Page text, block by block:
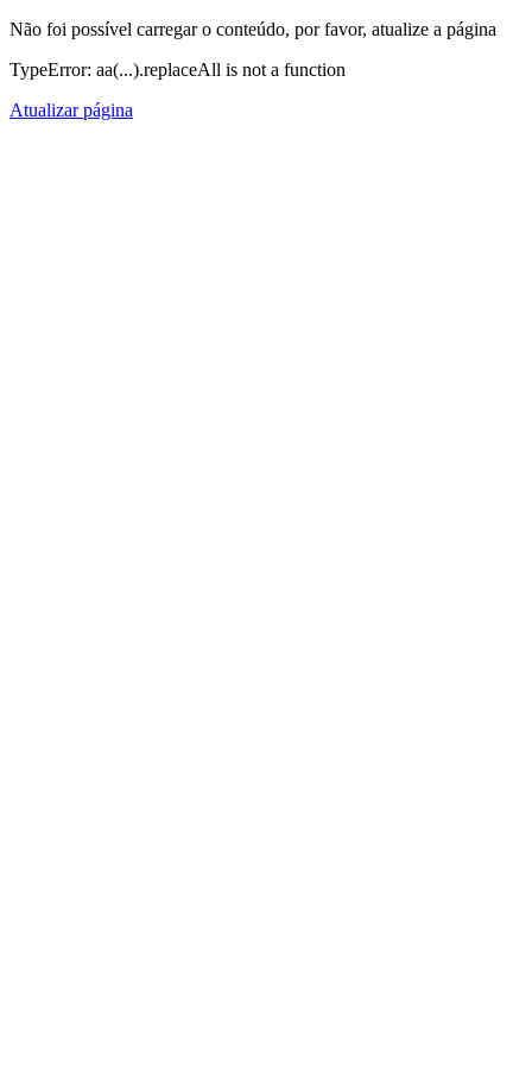
Não foi possível carregar o conteúdo, por favor, atualize a página
TypeError: aa(...).replaceAll is not a function
Atualizar página